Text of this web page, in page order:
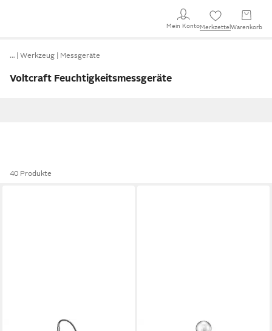
Mein KontoMerkzettel Warenkorb
… Werkzeug Messgeräte
Voltcraft Feuchtigkeitsmessgeräte
40 Produkte